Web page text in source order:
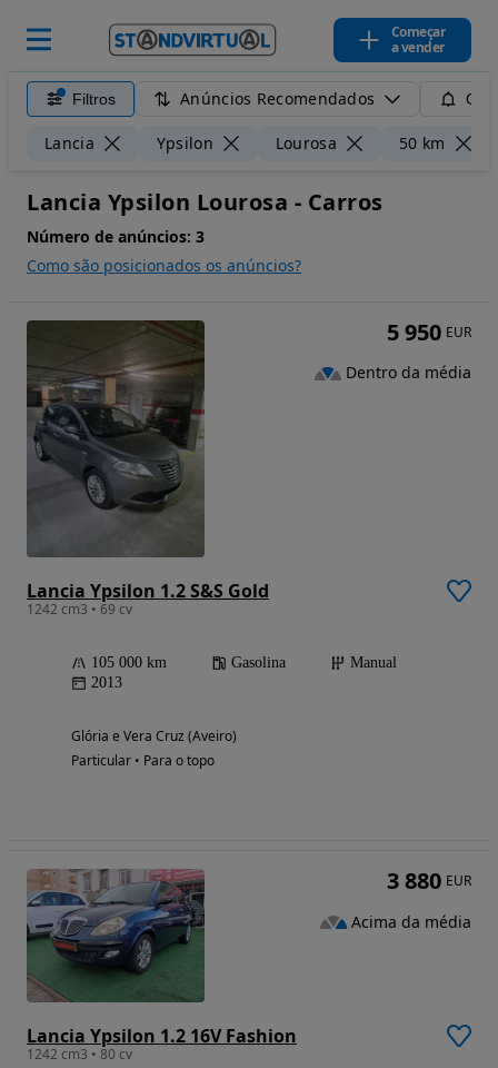
Começar
a vender
Filtros Anúncios Recomendados
Lancia Ypsilon Lourosa 50 km
Lancia Ypsilon Lourosa - Carros
Número de anúncios: 3
Como são posicionados os anúncios?
Lancia Ypsilon 1.2 S&S Gold
1242 cm3 • 69 cv
105 000 km Gasolina
Manual
2013
Glória e Vera Cruz (Aveiro)
Particular • Para o topo
5 950 EUR
Dentro da média
Lancia Ypsilon 1.2 16V Fashion
1242 cm3 • 80 cv
3 880 EUR
Acima da média